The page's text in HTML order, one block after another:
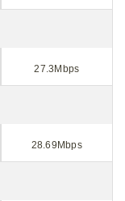
27.3Mbps
28.69Mbps